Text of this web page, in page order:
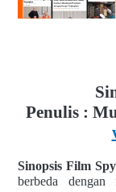
Penulis :
Sinopsis Film
berbeda dengan